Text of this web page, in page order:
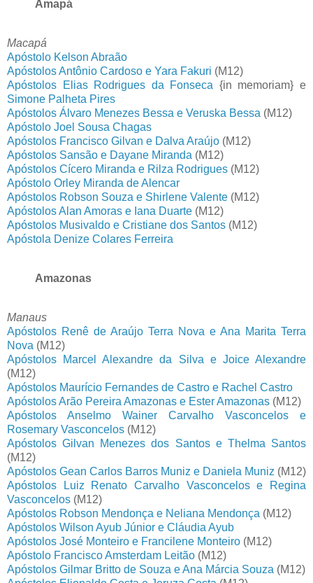
Amapá
Macapá
Apóstolo Kelson Abraão
Apóstolos Antônio Cardoso e Yara Fakuri (M12)
Apóstolos Elias Rodrigues da Fonseca {in memoriam} e
Simone Palheta Pires
Apóstolos Álvaro Menezes Bessa e Veruska Bessa (M12)
Apóstolo Joel Sousa Chagas
Apóstolos Francisco Gilvan e Dalva Araújo (M12)
Apóstolos Sansão e Dayane Miranda (M12)
Apóstolos Cícero Miranda e Rilza Rodrigues (M12)
Apóstolo Orley Miranda de Alencar
Apóstolos Robson Souza e Shirlene Valente (M12)
Apóstolos Alan Amoras e Iana Duarte (M12)
Apóstolos Musivaldo e Cristiane dos Santos (M12)
Apóstola Denize Colares Ferreira
Amazonas
Manaus
Apóstolos Renê de Araújo Terra Nova e Ana Marita Terra
Nova (M12)
Apóstolos Marcel Alexandre da Silva e Joice Alexandre
(M12)
Apóstolos Maurício Fernandes de Castro e Rachel Castro
Apóstolos Arão Pereira Amazonas e Ester Amazonas (M12)
Apóstolos Anselmo Wainer Carvalho Vasconcelos e
Rosemary Vasconcelos (M12)
Apóstolos Gilvan Menezes dos Santos e Thelma Santos
(M12)
Apóstolos Gean Carlos Barros Muniz e Daniela Muniz (M12)
Apóstolos Luiz Renato Carvalho Vasconcelos e Regina
Vasconcelos (M12)
Apóstolos Robson Mendonça e Neliana Mendonça (M12)
Apóstolos Wilson Ayub Júnior e Cláudia Ayub
Apóstolos José Monteiro e Francilene Monteiro (M12)
Apóstolo Francisco Amsterdam Leitão (M12)
Apóstolos Gilmar Britto de Souza e Ana Márcia Souza (M12)